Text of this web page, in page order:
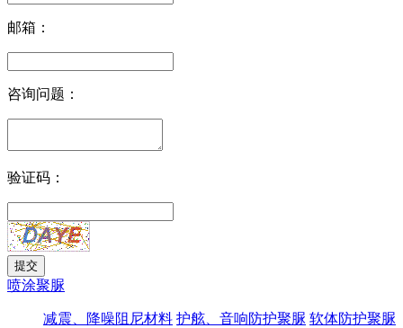
邮箱：
咨询问题：
验证码：
喷涂聚脲
减震、降噪阻尼材料 护舷、音响防护聚脲 软体防护聚脲